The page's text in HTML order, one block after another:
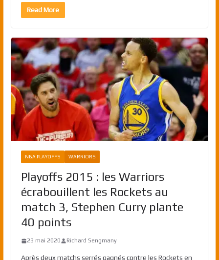
Read More
NBA PLAYOFFS WARRIORS
Playoffs 2015 : les Warriors
écrabouillent les Rockets au
match 3, Stephen Curry plante
40 points
23 mai 2020 Richard Sengmany
Après deux matchs serrés gagnés contre les Rockets en